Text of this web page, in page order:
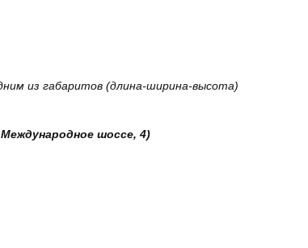
из габаритов (длина-ширина-высота)
шоссе, 4)